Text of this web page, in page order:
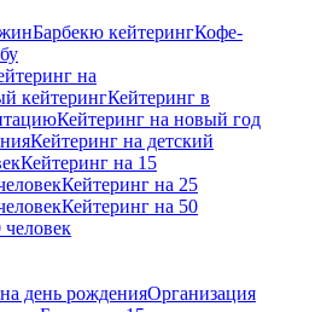
Барбекю кейтерингКофе-
на
кейтерингКейтеринг в
Кейтеринг на новый год
Кейтеринг на детский
Кейтеринг на 15
Кейтеринг на 25
Кейтеринг на 50
день рожденияОрганизация